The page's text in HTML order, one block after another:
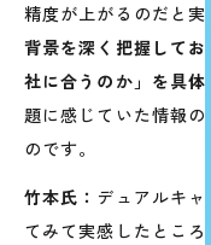
精度が上がるのだと実
背景を深く把握してお
社に合うのか」を具体
題に感じていた情報の
のです。
竹本氏： デュアルキャ
てみて実感したところ